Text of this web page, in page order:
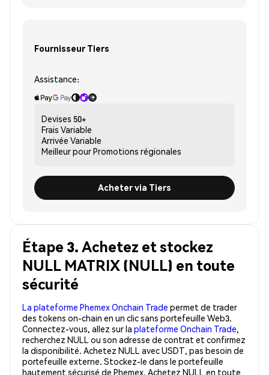
Fournisseur Tiers
Assistance:
Devises 50+
Frais Variable
Arrivée Variable
Meilleur pourPromotions régionales
Acheter via Tiers
Étape 3. Achetez et stockez
NULL MATRIX (NULL) en toute
sécurité
La plateforme Phemex Onchain Trade permet de trader
des tokens on-chain en un clic sans portefeuille Web3.
Connectez-vous, allez sur la plateforme Onchain Trade,
recherchez NULL ou son adresse de contrat et confirmez
la disponibilité. Achetez NULL avec USDT, pas besoin de
portefeuille externe. Stockez-le dans le portefeuille
hautement sécurisé de Phemex. Achetez NULL en toute